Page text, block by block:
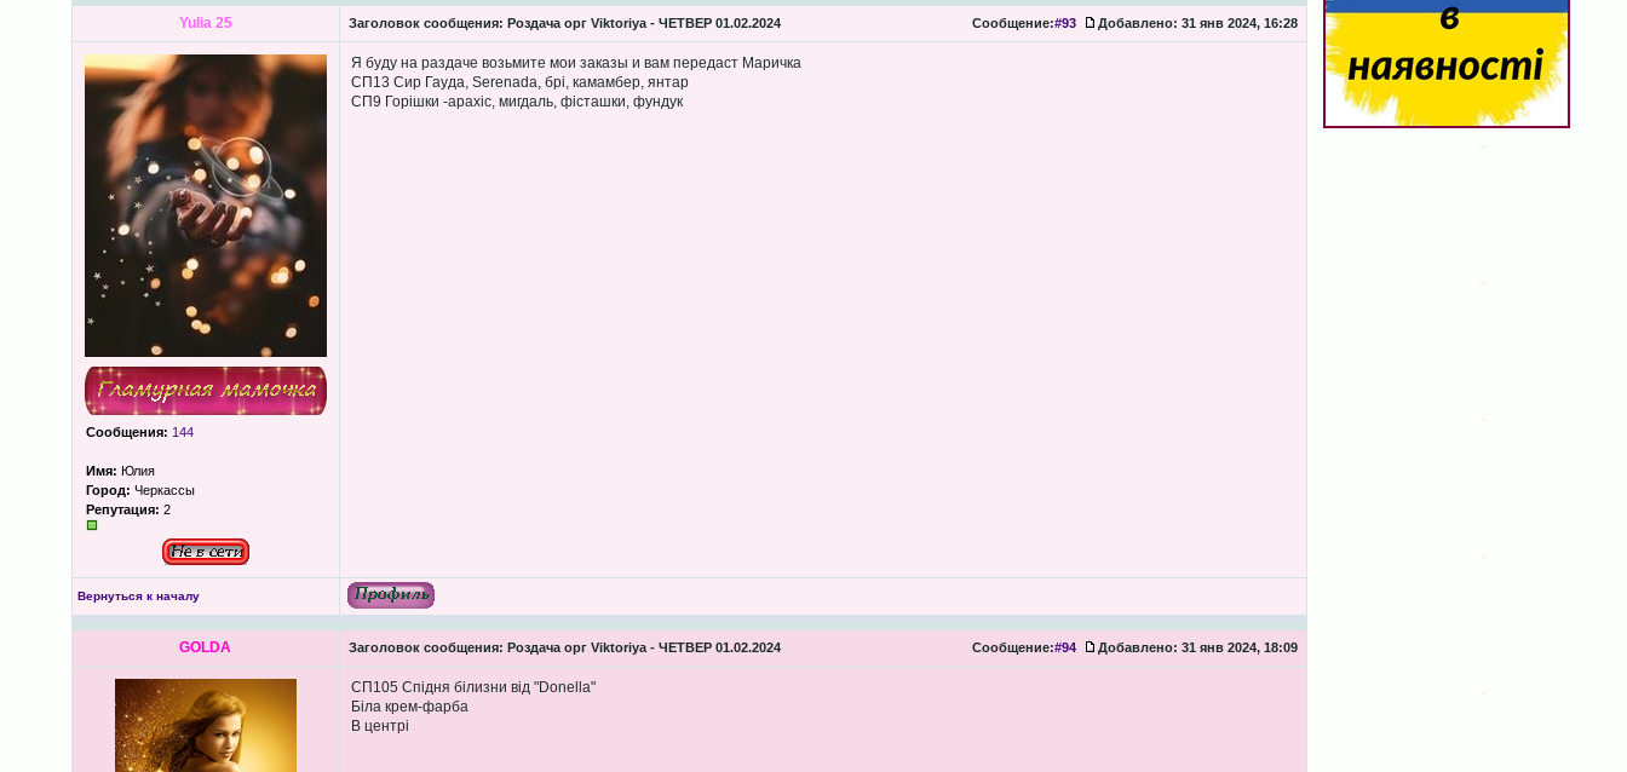
Yulia 25 Заголовок сообщения: Роздача орг Viktoriya - ЧЕТВЕР 01.02.2024 Сообщение:#93 Добавлено: 31 янв 2024, 16:28
Сообщения: 144
Имя: Юлия
Город: Черкассы
Репутация: 2
Я буду на раздаче возьмите мои заказы и вам передаст Маричка
СП13 Сир Гауда, Serenada, брі, камамбер, янтар
СП9 Горішки -арахіс, мигдаль, фісташки, фундук
Вернуться к началу
GOLDA Заголовок сообщения: Роздача орг Viktoriya - ЧЕТВЕР 01.02.2024 Сообщение:#94 Добавлено: 31 янв 2024, 18:09
СП105 Спідня білизни від "Donella"
Біла крем-фарба
В центрі